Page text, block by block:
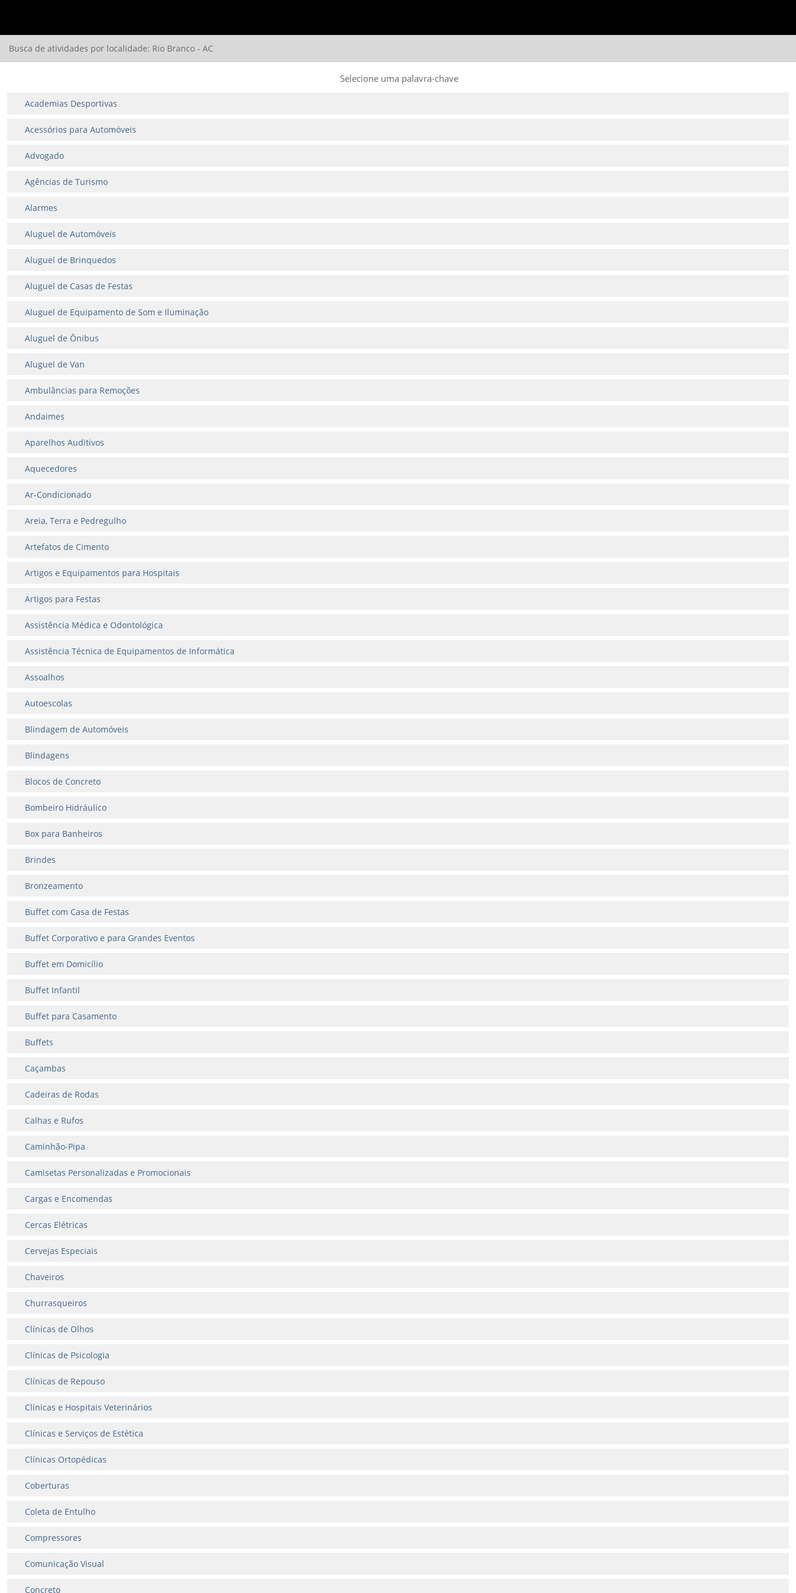
Busca de atividades por localidade: Rio Branco - AC
Selecione uma palavra-chave
Academias Desportivas
Acessórios para Automóveis
Advogado
Agências de Turismo
Alarmes
Aluguel de Automóveis
Aluguel de Brinquedos
Aluguel de Casas de Festas
Aluguel de Equipamento de Som e Iluminação
Aluguel de Ônibus
Aluguel de Van
Ambulâncias para Remoções
Andaimes
Aparelhos Auditivos
Aquecedores
Ar-Condicionado
Areia, Terra e Pedregulho
Artefatos de Cimento
Artigos e Equipamentos para Hospitais
Artigos para Festas
Assistência Médica e Odontológica
Assistência Técnica de Equipamentos de Informática
Assoalhos
Autoescolas
Blindagem de Automóveis
Blindagens
Blocos de Concreto
Bombeiro Hidráulico
Box para Banheiros
Brindes
Bronzeamento
Buffet com Casa de Festas
Buffet Corporativo e para Grandes Eventos
Buffet em Domicílio
Buffet Infantil
Buffet para Casamento
Buffets
Caçambas
Cadeiras de Rodas
Calhas e Rufos
Caminhão-Pipa
Camisetas Personalizadas e Promocionais
Cargas e Encomendas
Cercas Elétricas
Cervejas Especiais
Chaveiros
Churrasqueiros
Clínicas de Olhos
Clínicas de Psicologia
Clínicas de Repouso
Clínicas e Hospitais Veterinários
Clínicas e Serviços de Estética
Clínicas Ortopédicas
Coberturas
Coleta de Entulho
Compressores
Comunicação Visual
Concreto